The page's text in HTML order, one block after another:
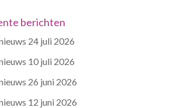
berichten
24 juli 2026
10 juli 2026
26 juni 2026
12 juni 2026